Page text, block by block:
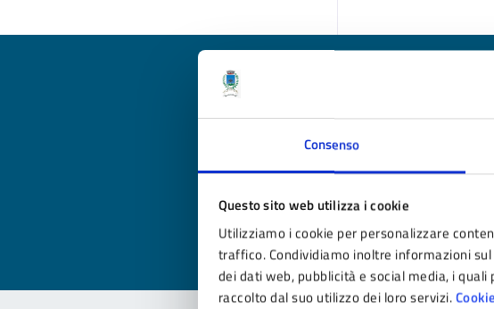
Consenso
Questo sito web utilizza i cookie
Utilizziamo i cookie per personalizzare
traffico. Condividiamo inoltre informazioni
dei dati web, pubblicità e social media, i
raccolto dal suo utilizzo dei loro servizi.
Quanto sono
Valuta da 1 a 5 stelle la
Valuta 2 stelle
Valuta 1 stelle su 5